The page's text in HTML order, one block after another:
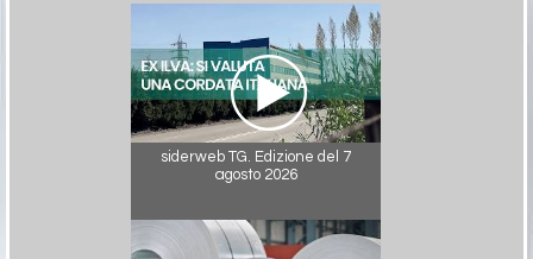
siderweb TG. Edizione del 7
agosto 2026